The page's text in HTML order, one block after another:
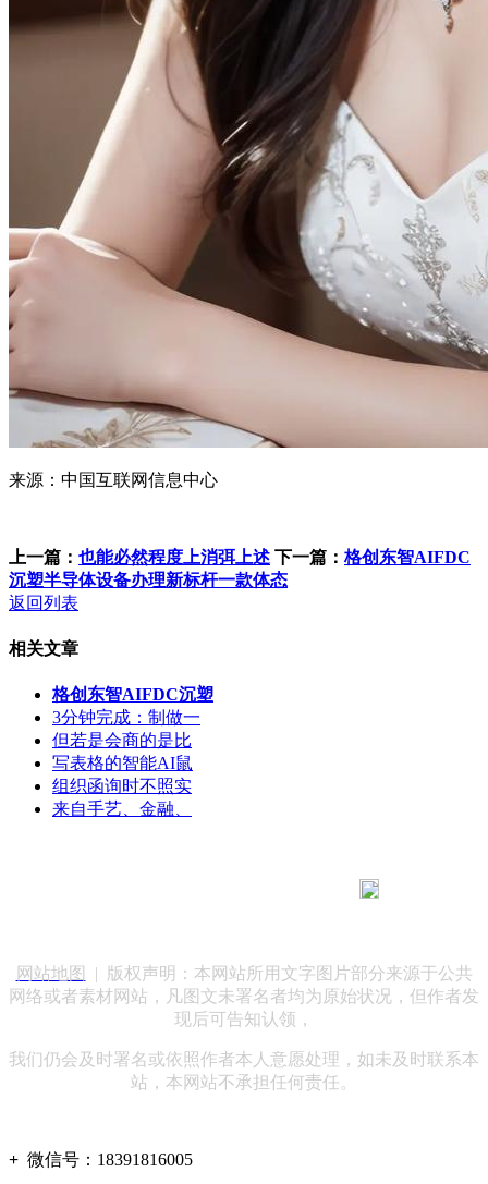
来源：中国互联网信息中心
上一篇： 也能必然程度上消弭上述 下一篇： 格创东智AIFDC
沉塑半导体设备办理新标杆一款体态
返回列表
相关文章
格创东智AIFDC沉塑
3分钟完成：制做一
但若是会商的是比
写表格的智能AI鼠
组织函询时不照实
来自手艺、金融、
网站地图
| 版权声明：本网站所用文字图片部分来源于公共
网络或者素材网站，凡图文未署名者均为原始状况，但作者发
现后可告知认领，
我们仍会及时署名或依照作者本人意愿处理，如未及时联系本
站，本网站不承担任何责任。
+ 微信号： 18391816005